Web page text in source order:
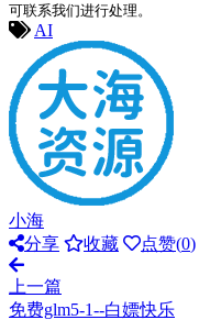
可联系我们进行处理。
AI
小海
分享
收藏 点赞(0)
上一篇
免费glm5-1--白嫖快乐